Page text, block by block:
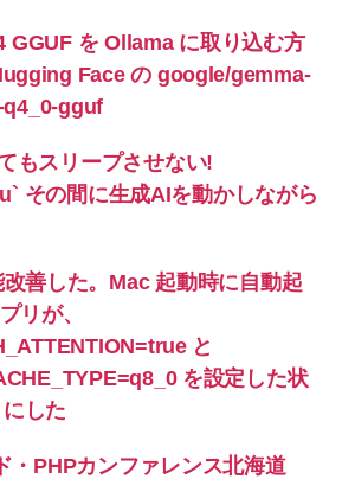
GGUF を Ollama に取り込む方
Face の google/gemma-
gguf
もスリープさせない!
その間に生成AIを動かしながら
善した。Mac 起動時に自動起
リが、
と
を設定した状
した
・PHPカンファレンス北海道